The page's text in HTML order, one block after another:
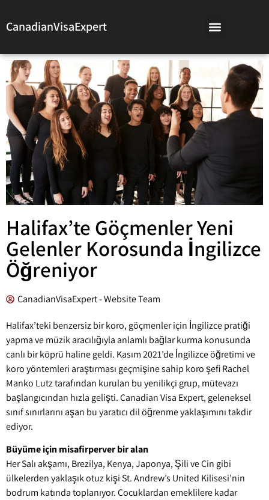
CanadianVisaExpert
Halifax’te Göçmenler Yeni
Gelenler Korosunda İngilizce
Öğreniyor
CanadianVisaExpert - Website Team
Halifax’teki benzersiz bir koro, göçmenler için İngilizce pratiği
yapma ve müzik aracılığıyla anlamlı bağlar kurma konusunda
canlı bir köprü haline geldi. Kasım 2021’de İngilizce öğretimi ve
koro yöntemleri araştırması geçmişine sahip koro şefi Rachel
Manko Lutz tarafından kurulan bu yenilikçi grup, mütevazı
başlangıcından hızla gelişti. Canadian Visa Expert, geleneksel
sınıf sınırlarını aşan bu yaratıcı dil öğrenme yaklaşımını takdir
ediyor.
Büyüme için misafirperver bir alan
Her Salı akşamı, Brezilya, Kenya, Japonya, Şili ve Çin gibi
ülkelerden yaklaşık otuz kişi St. Andrew’s United Kilisesi’nin
bodrum katında toplanıyor. Çocuklardan emeklilere kadar